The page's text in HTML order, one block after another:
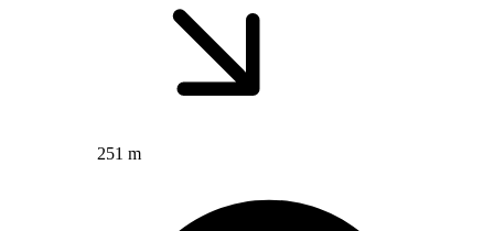
251 m